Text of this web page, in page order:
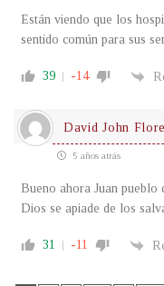
Están viendo que los
sentido común para sus
39 -14
David John
5 años atrás
Bueno ahora Juan pueblo
Dios se apiade de los
31 -11